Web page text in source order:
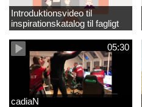
Introduktionsvideo til
inspirationskatalog til fagligt
løft_tilrettet
05:30
cadiaN